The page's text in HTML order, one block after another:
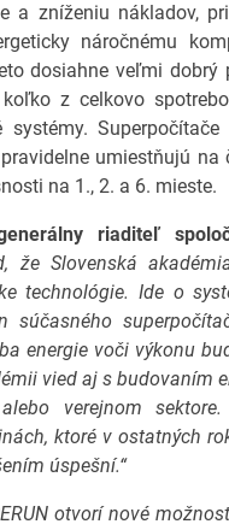
a zníženiu nákladov,
náročnému
dosiahne veľmi dobrý
z celkovo
systémy.
umiestňujú na
na 1., 2. a 6. mieste.
riaditeľ
že Slovenská
technológie. Ide o
súčasného
energie voči výkonu
vied aj s budovaním
verejnom
ktoré v ostatných
úspešní.“
otvorí nové